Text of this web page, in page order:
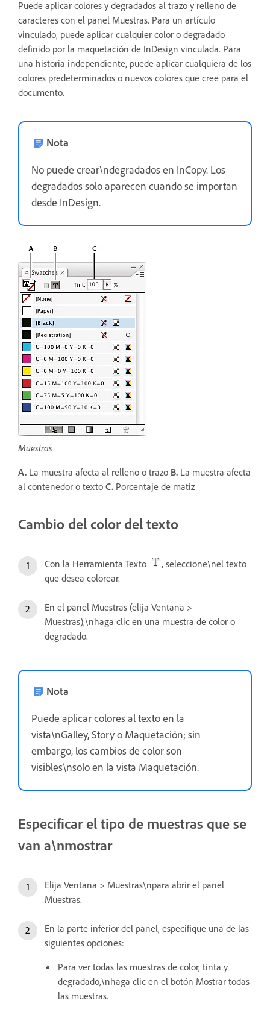
Puede aplicar colores y degradados al trazo y relleno de
caracteres con el panel Muestras. Para un artículo
vinculado, puede aplicar cualquier color o degradado
definido por la maquetación de InDesign vinculada. Para
una historia independiente, puede aplicar cualquiera de los
colores predeterminados o nuevos colores que cree para el
documento.
Nota
No puede crear\ndegradados en InCopy. Los
degradados solo aparecen cuando se importan
desde InDesign.
Muestras
A. La muestra afecta al relleno o trazo B. La muestra afecta
al contenedor o texto C. Porcentaje de matiz
Cambio del color del texto
Con la Herramienta Texto
, seleccione\nel texto
que desea colorear.
En el panel Muestras (elija Ventana >
Muestras),\nhaga clic en una muestra de color o
degradado.
Nota
Puede aplicar colores al texto en la
vista\nGalley, Story o Maquetación; sin
embargo, los cambios de color son
visibles\nsolo en la vista Maquetación.
Especificar el tipo de muestras que se
van a\nmostrar
Elija Ventana > Muestras\npara abrir el panel
Muestras.
En la parte inferior del panel, especifique una de las
siguientes opciones:
Para ver todas las muestras de color, tinta y
degradado,\nhaga clic en el botón Mostrar todas
las muestras.